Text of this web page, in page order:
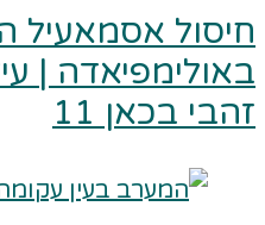
חיסול אסמאעיל
באולימפיאדה |
זהבי בכאן 11